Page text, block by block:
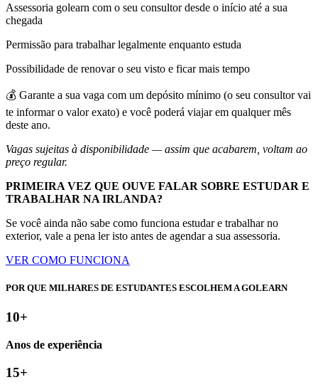
Assessoria golearn com o seu consultor desde o início até a sua
chegada
Permissão para trabalhar legalmente enquanto estuda
Possibilidade de renovar o seu visto e ficar mais tempo
💰 Garante a sua vaga com um depósito mínimo (o seu consultor vai
te informar o valor exato) e você poderá viajar em qualquer mês
deste ano.
Vagas sujeitas à disponibilidade — assim que acabarem, voltam ao
preço regular.
PRIMEIRA VEZ QUE OUVE FALAR SOBRE ESTUDAR E
TRABALHAR NA IRLANDA?
Se você ainda não sabe como funciona estudar e trabalhar no
exterior, vale a pena ler isto antes de agendar a sua assessoria.
VER COMO FUNCIONA
POR QUE MILHARES DE ESTUDANTES ESCOLHEM A GOLEARN
10+
Anos de experiência
15+